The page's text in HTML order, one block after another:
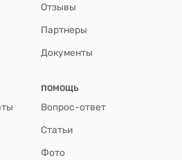
Отзывы
Партнеры
Документы
ПОМОЩЬ
Вопрос-ответ
Статьи
Фото